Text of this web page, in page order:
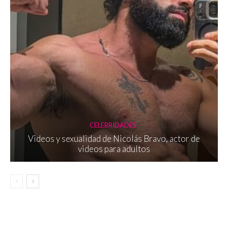
CELEBRIDADES
Videos y sexualidad de Nicolás Bravo, actor de
videos para adultos